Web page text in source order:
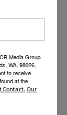
Media Group
WA, 98026,
to receive
at the
Contact. Our